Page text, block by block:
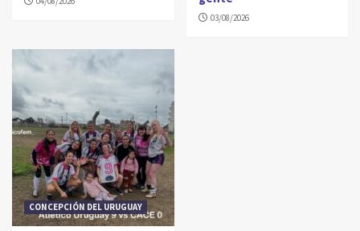
03/08/2026
CONCEPCIÓN DEL URUGUAY